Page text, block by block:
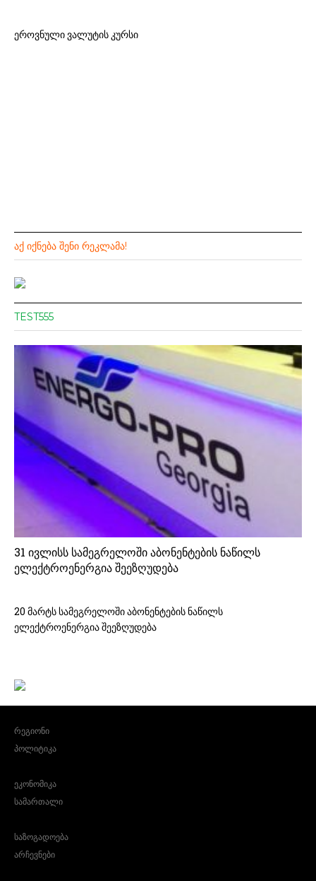
ეროვნული ვალუტის კურსი
ᲐᲥ ᲘᲥᲜᲔᲑᲐ ᲨᲔᲜᲘ ᲠᲔᲙᲚᲐᲛᲐ!
TEST555
31 ივლისს სამეგრელოში აბონენტების ნაწილს
ელექტროენერგია შეეზღუდება
20 მარტს სამეგრელოში აბონენტების ნაწილს
ელექტროენერგია შეეზღუდება
რეგიონი
პოლიტიკა
ეკონომიკა
სამართალი
საზოგადოება
არჩევნები